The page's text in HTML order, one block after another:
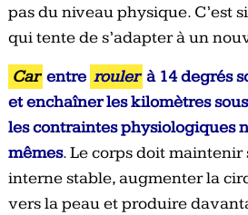
pas du niveau physique. C’est
qui tente de s’adapter à un
Car entre rouler à 14 degrés
et enchaîner les kilomètres
les contraintes physiologiques
mêmes. Le corps doit
interne stable, augmenter la
vers la peau et produire